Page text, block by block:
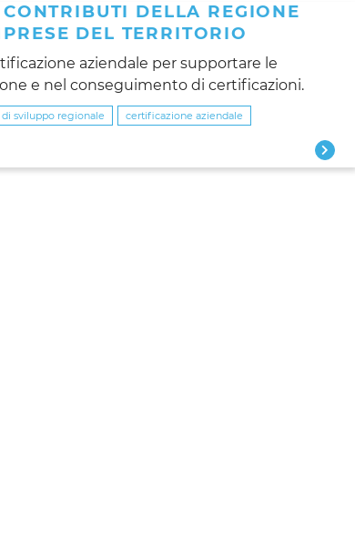
DELLA REGIONE
DEL TERRITORIO
aziendale per supportare le
e nel conseguimento di certificazioni.
sviluppo regionale certificazione aziendale